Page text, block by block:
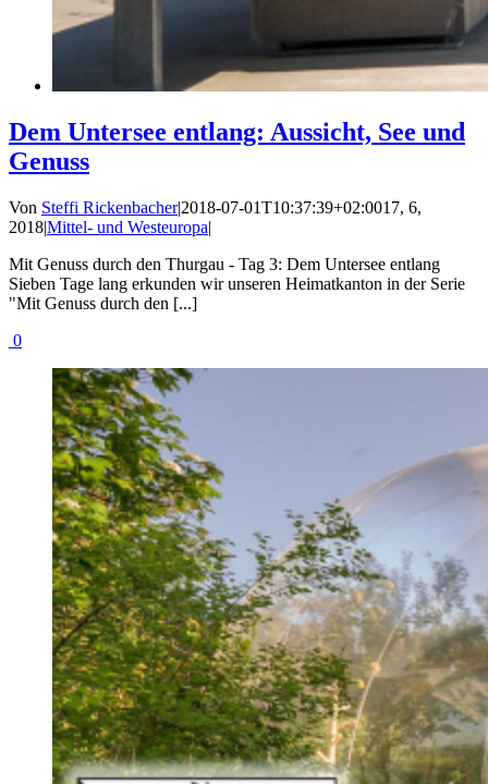
Dem Untersee entlang: Aussicht, See und
Genuss
Von Steffi Rickenbacher|2018-07-01T10:37:39+02:0017, 6,
2018|Mittel- und Westeuropa|
Mit Genuss durch den Thurgau - Tag 3: Dem Untersee entlang
Sieben Tage lang erkunden wir unseren Heimatkanton in der Serie
"Mit Genuss durch den [...]
0